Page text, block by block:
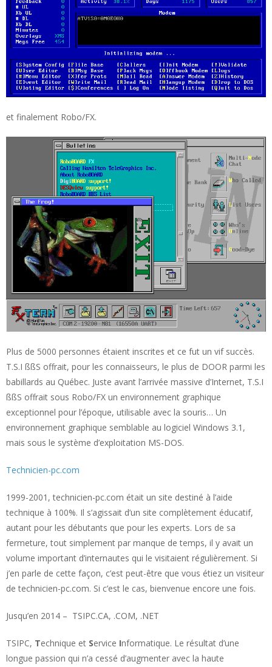
et finalement Robo/FX.
Plus de 5000 personnes étaient inscrites et ce fut un vif succès.
T.S.I ßßS offrait, pour les connaisseurs, le plus de DOOR parmi les
babillards au Québec. Juste avant l’arrivée massive d’Internet, T.S.I
ßßS offrait sous Robo/FX un environnement graphique
exceptionnel pour l’époque, utilisable avec la souris… Un
environnement graphique semblable au logiciel Windows 3.1,
mais sous le système d’exploitation MS-DOS.
Technicien-pc.com
1999-2001, technicien-pc.com était un site destiné à l’aide
technique à 100%. Il s’agissait d’un site complètement éducatif,
autant pour les débutants que pour les experts. Lors de sa
fermeture, tout simplement par manque de temps, il y avait un
volume important d’internautes qui le visitaient régulièrement. Si
j’en parle de cette façon, c’est peut-être que vous étiez un visiteur
de technicien-pc.com. Si c’est le cas, bienvenue encore une fois.
Jusqu’en 2014 – TSIPC.CA, .COM, .NET
TSIPC, Technique et Service Informatique. Le résultat d’une
longue passion qui n’a cessé d’augmenter avec la haute